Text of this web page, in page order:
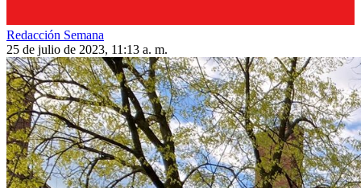
Redacción Semana
25 de julio de 2023, 11:13 a. m.